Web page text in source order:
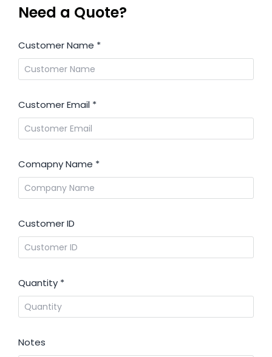
Need a Quote?
Customer Name *
Customer Email *
Comapny Name *
Customer ID
Quantity *
Notes